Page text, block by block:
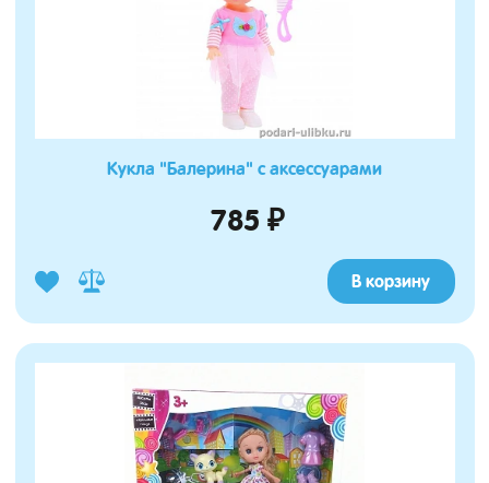
Кукла "Балерина" с аксессуарами
785 ₽
В корзину